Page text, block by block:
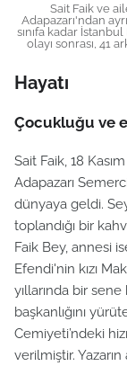
Sait Faik ve
Adapazarı'ndan
sınıfa kadar
olayı sonrası, 41
Hayatı
Çocukluğu ve
Sait Faik, 18
Adapazarı
dünyaya geldi.
toplandığı bir
Faik Bey, annesi
Efendi'nin kızı
yıllarında bir
başkanlığını
Cemiyeti’ndeki
verilmiştir. Yazarın